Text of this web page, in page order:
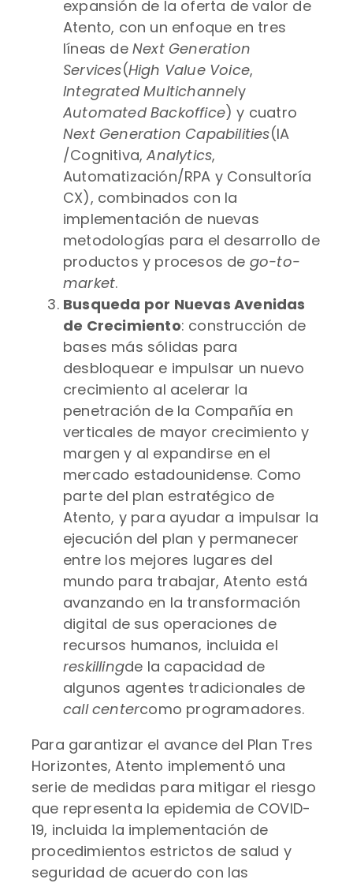
expansión de la oferta de valor de
Atento, con un enfoque en tres
líneas de Next Generation
Services(High Value Voice,
Integrated Multichannely
Automated Backoffice) y cuatro
Next Generation Capabilities(IA
/Cognitiva,Analytics,
Automatización/RPA y Consultoría
CX), combinados con la
implementación de nuevas
metodologías para el desarrollo de
productos y procesos de go-to-
market.
Busqueda por Nuevas Avenidas
de Crecimiento: construcción de
bases más sólidas para
desbloquear e impulsar un nuevo
crecimiento al acelerar la
penetración de la Compañía en
verticales de mayor crecimiento y
margen y al expandirse en el
mercado estadounidense. Como
parte del plan estratégico de
Atento, y para ayudar a impulsar la
ejecución del plan y permanecer
entre los mejores lugares del
mundo para trabajar, Atento está
avanzando en la transformación
digital de sus operaciones de
recursos humanos, incluida el
reskillingde la capacidad de
algunos agentes tradicionales de
call centercomo programadores.
Para garantizar el avance del Plan Tres
Horizontes, Atento implementó una
serie de medidas para mitigar el riesgo
que representa la epidemia de COVID-
19, incluida la implementación de
procedimientos estrictos de salud y
seguridad de acuerdo con las